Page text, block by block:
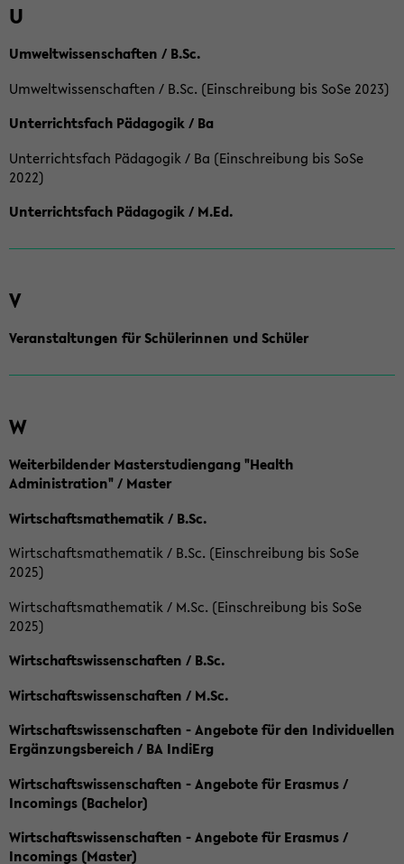
U
Umweltwissenschaften / B.Sc.
Umweltwissenschaften / B.Sc. (Einschreibung bis SoSe 2023)
Unterrichtsfach Pädagogik / Ba
Unterrichtsfach Pädagogik / Ba (Einschreibung bis SoSe
2022)
Unterrichtsfach Pädagogik / M.Ed.
V
Veranstaltungen für Schülerinnen und Schüler
W
Weiterbildender Masterstudiengang "Health
Administration" / Master
Wirtschaftsmathematik / B.Sc.
Wirtschaftsmathematik / B.Sc. (Einschreibung bis SoSe
2025)
Wirtschaftsmathematik / M.Sc. (Einschreibung bis SoSe
2025)
Wirtschaftswissenschaften / B.Sc.
Wirtschaftswissenschaften / M.Sc.
Wirtschaftswissenschaften - Angebote für den Individuellen
Ergänzungsbereich / BA IndiErg
Wirtschaftswissenschaften - Angebote für Erasmus /
Incomings (Bachelor)
Wirtschaftswissenschaften - Angebote für Erasmus /
Incomings (Master)